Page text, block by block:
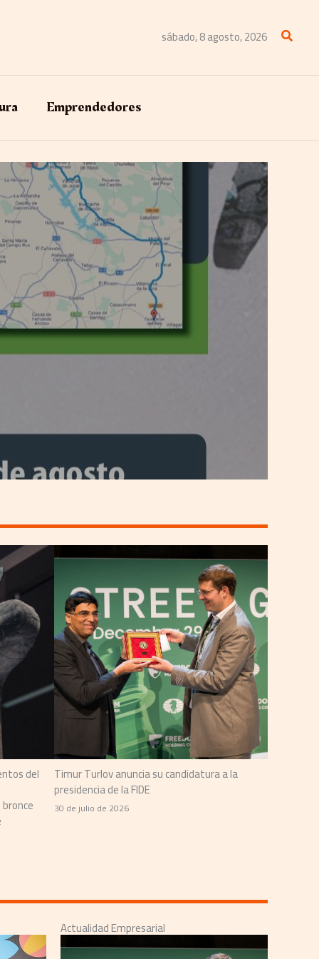
sábado, 8 agosto, 2026 Buscar
Emprendedores
del Timur Turlov anuncia su candidatura a la
presidencia de la FIDE
30 de julio de 2026
Actualidad Empresarial